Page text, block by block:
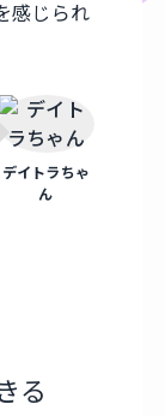
感じられ
デイトラちゃ
ん
る